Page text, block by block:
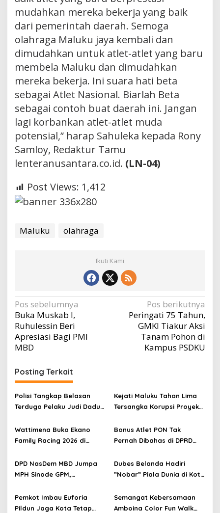
mudahkan mereka bekerja yang baik
dari pemerintah daerah. Semoga
olahraga Maluku jaya kembali dan
dimudahkan untuk atlet-atlet yang baru
membela Maluku dan dimudahkan
mereka bekerja. Ini suara hati beta
sebagai Atlet Nasional. Biarlah Beta
sebagai contoh buat daerah ini. Jangan
lagi korbankan atlet-atlet muda
potensial,” harap Sahuleka kepada Rony
Samloy, Redaktur Tamu
lenteranusantara.co.id. (LN-04)
Post Views: 1,412
Maluku olahraga
Ikuti Kami
Navigasi
pos
Pos sebelumnya
Buka Muskab I,
Ruhulessin Beri
Apresiasi Bagi PMI
MBD
Pos berikutnya
Peringati 75 Tahun,
GMKI Tiakur Aksi
Tanam Pohon di
Kampus PSDKU
Posting Terkait
Polisi Tangkap Belasan
Terduga Pelaku Judi Dadu
Setoran Rp5 Juta dan
Selisih Barang Bukti
Kejati Maluku Tahan Lima
Tersangka Korupsi Proyek
Miliar
Wattimena Buka Ekano
Family Racing 2026 di
Bonus Atlet PON Tak
Pernah Dibahas di DPRD
DPD NasDem MBD Jumpa
MPH Sinode GPM,
dan Permohonan Maaf
Dubes Belanda Hadiri
”Nobar” Piala Dunia di Kota
Pemkot Imbau Euforia
Pildun Jaga Kota Tetap
Semangat Kebersamaan
Amboina Color Fun Walk